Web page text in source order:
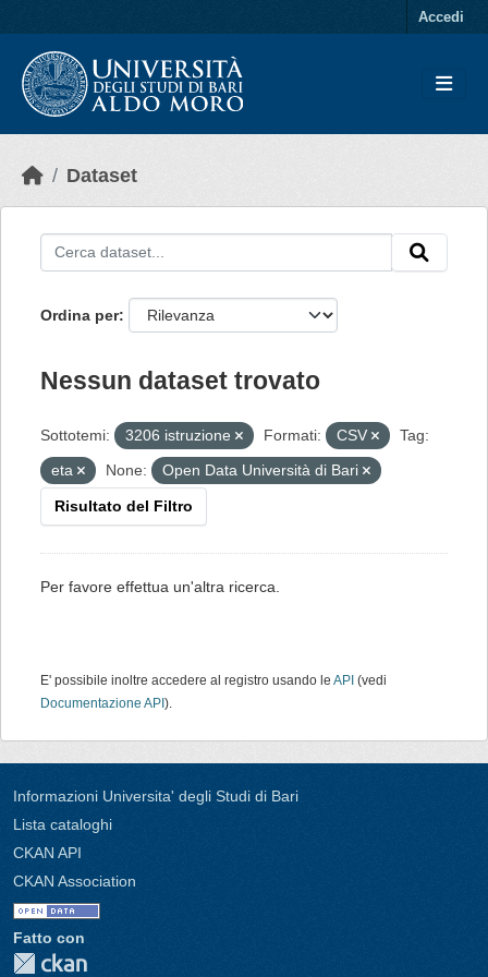
Accedi
Dataset
Ordina per
Nessun dataset trovato
Sottotemi: 3206 istruzione Formati: CSV
Tag:
eta
None: Open Data Università di Bari
Risultato del Filtro
Per favore effettua un'altra ricerca.
E' possibile inoltre accedere al registro usando le API (vedi
Documentazione API ).
Informazioni Universita' degli Studi di Bari
Lista cataloghi
CKAN API
CKAN Association
Fatto con